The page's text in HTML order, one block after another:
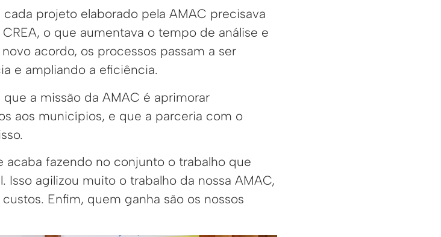
projeto elaborado pela AMAC precisava
o que aumentava o tempo de análise e
acordo, os processos passam a ser
e ampliando a eficiência.
a missão da AMAC é aprimorar
aos municípios, e que a parceria com o
acaba fazendo no conjunto o trabalho que
agilizou muito o trabalho da nossa AMAC,
Enfim, quem ganha são os nossos